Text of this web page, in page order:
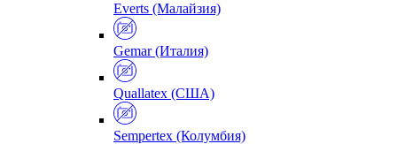
Everts (Малайзия)
Gemar (Италия)
Quallatex (США)
Sempertex (Колумбия)